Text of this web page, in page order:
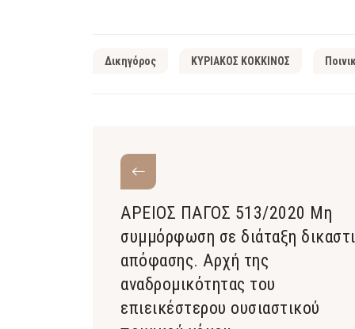
Δικηγόρος ΚΥΡΙΑΚΟΣ ΚΟΚΚΙΝΟΣ
ΑΡΕΙΟΣ ΠΑΓΟΣ 513/2020 Μη
συμμόρφωση σε διάταξη
απόφασης. Αρχή της
αναδρομικότητας του
επιεικέστερου ουσιαστικού